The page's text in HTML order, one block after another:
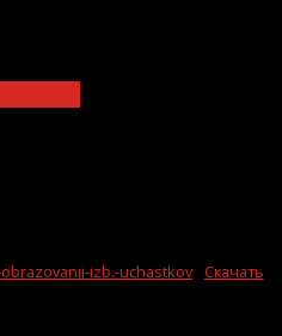
izb.-uchastkov Скачать